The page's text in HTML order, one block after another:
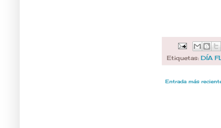
Etiquetas: DÍA
Entrada más